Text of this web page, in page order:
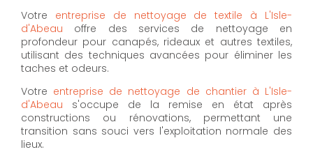
Votre entreprise de nettoyage de textile à L'Isle-
d'Abeau offre des services de nettoyage en
profondeur pour canapés, rideaux et autres textiles,
utilisant des techniques avancées pour éliminer les
taches et odeurs.
Votre entreprise de nettoyage de chantier à L'Isle-
d'Abeau s'occupe de la remise en état après
constructions ou rénovations, permettant une
transition sans souci vers l'exploitation normale des
lieux.